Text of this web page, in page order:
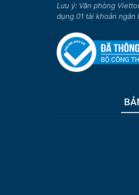
Lưu ý: Văn phòng
dụng 01 tài khoản